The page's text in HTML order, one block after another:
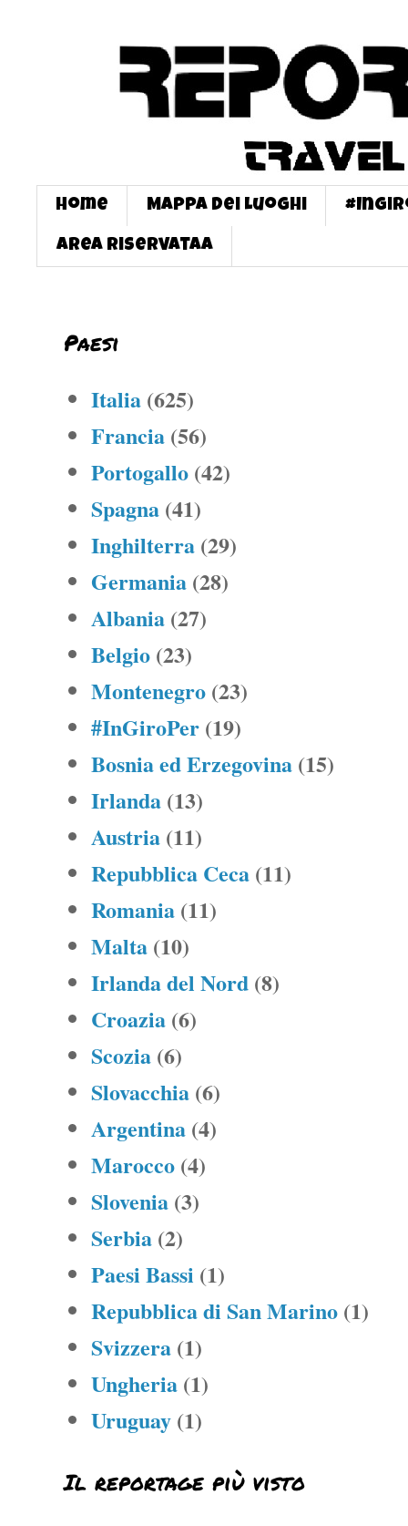
Home Mappa dei Luoghi
Area Riservataa
Paesi
Italia (625)
Francia (56)
Portogallo (42)
Spagna (41)
Inghilterra (29)
Germania (28)
Albania (27)
Belgio (23)
Montenegro (23)
#InGiroPer (19)
Bosnia ed Erzegovina (15)
Irlanda (13)
Austria (11)
Repubblica Ceca (11)
Romania (11)
Malta (10)
Irlanda del Nord (8)
Croazia (6)
Scozia (6)
Slovacchia (6)
Argentina (4)
Marocco (4)
Slovenia (3)
Serbia (2)
Paesi Bassi (1)
Repubblica di San Marino (1)
Svizzera (1)
Ungheria (1)
Uruguay (1)
Il reportage più visto